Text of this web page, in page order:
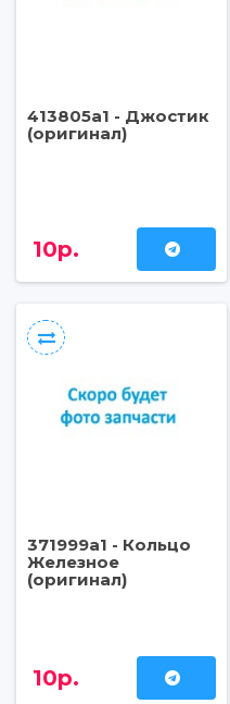
413805a1 - Джостик
(оригинал)
10р.
371999a1 - Кольцо
Железное
(оригинал)
10р.